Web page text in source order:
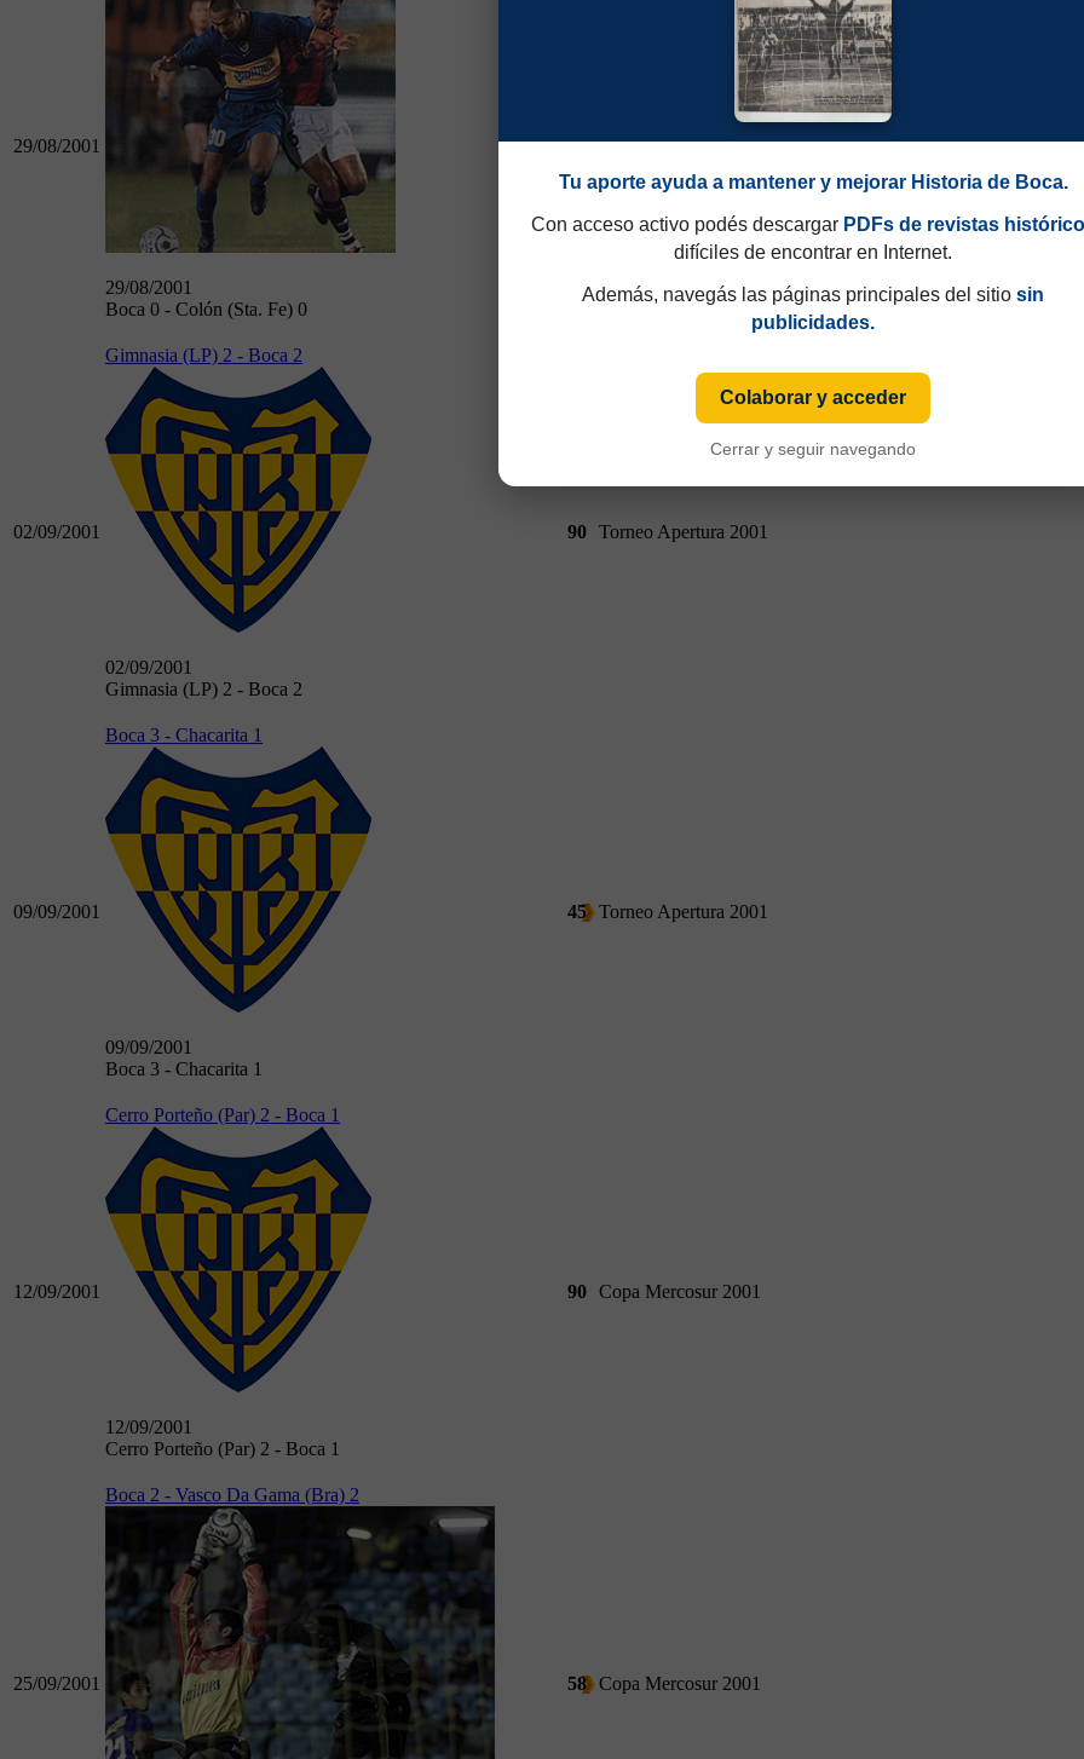
29/08/2001
29/08/2001
Boca 0 - Colón (Sta. Fe) 0
18 Torneo Apertura 2001
02/09/2001
Gimnasia (LP) 2 - Boca 2
02/09/2001
Gimnasia (LP) 2 - Boca 2
90 Torneo Apertura 2001
09/09/2001
Boca 3 - Chacarita 1
09/09/2001
Boca 3 - Chacarita 1
45 Torneo Apertura 2001
12/09/2001
Cerro Porteño (Par) 2 - Boca 1
12/09/2001
Cerro Porteño (Par) 2 - Boca 1
90 Copa Mercosur 2001
25/09/2001
Boca 2 - Vasco Da Gama (Bra) 2
58 Copa Mercosur 2001
Tu aporte ayuda a mantener y mejorar Historia de Boca.
Con acceso activo podés descargar PDFs de revistas
difíciles de encontrar en Internet.
Además, navegás las páginas principales del sitio sin
publicidades.
Colaborar y acceder
Cerrar y seguir navegando